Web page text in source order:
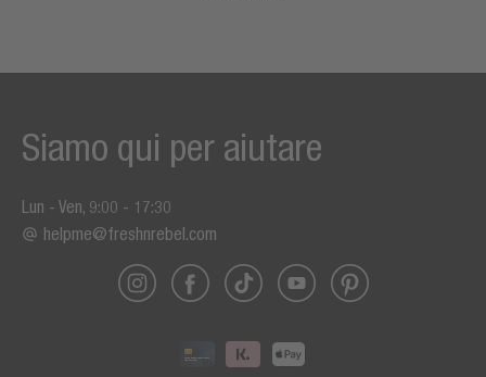
Siamo qui per aiutare
Lun - Ven, 9:00 - 17:30
helpme@freshnrebel.com